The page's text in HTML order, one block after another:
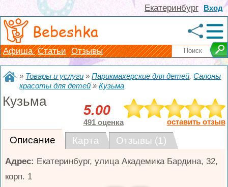
Вход
Екатеринбург
Bebeshka
Афиша Статьи Отзывы
» Товары и услуги »Парикмахерские для детей,Салоны
красоты для детей »Кузьма
Кузьма
5.00
491 оценка оставить отзыв
Описание Карта Отзывы (1)
Адрес: Екатеринбург,улица Академика Бардина, 32,
корп. 1